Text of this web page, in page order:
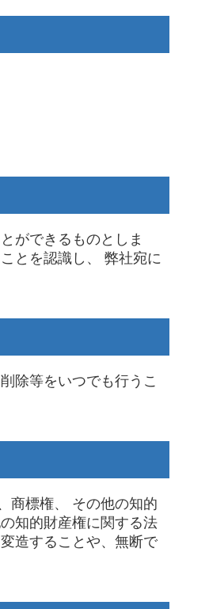
ができるものとしま
とを認識し、 弊社宛に
除等をいつでも行うこ
商標権、 その他の知的
知的財産権に関する法
造することや、無断で